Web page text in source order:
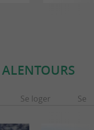
Se loger Se